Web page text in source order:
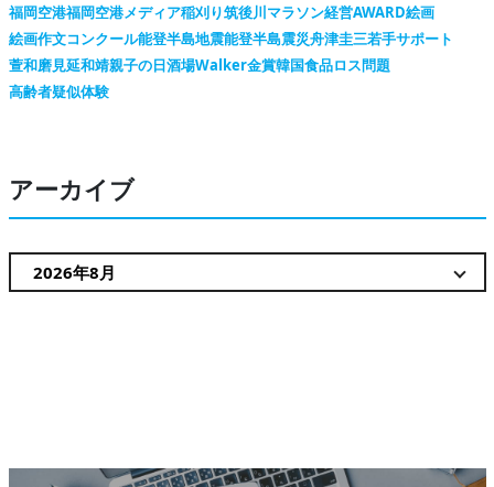
福岡空港福岡空港メディア稲刈り筑後川マラソン経営AWARD絵画
絵画作文コンクール能登半島地震能登半島震災舟津圭三若手サポート
萱和磨見延和靖親子の日酒場Walker金賞韓国食品ロス問題
高齢者疑似体験
アーカイブ